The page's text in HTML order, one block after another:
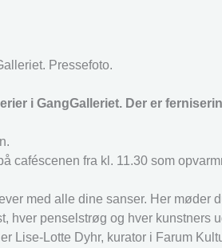
Pressefoto.
i GangGalleriet. Der er
caféscenen fra kl. 11.30 som
med alle dine sanser. Her møder
hver penselstrøg og hver kunstners
Lise-Lotte Dyhr, kurator i Farum